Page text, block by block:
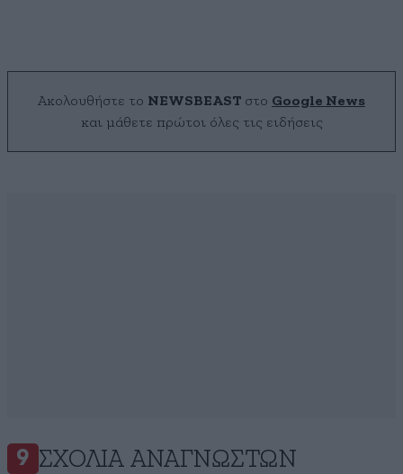
Ακολουθήστε το NEWSBEAST στο Google News
και μάθετε πρώτοι όλες τις ειδήσεις
9 ΣΧΌΛΙΑ ΑΝΑΓΝΩΣΤΏΝ